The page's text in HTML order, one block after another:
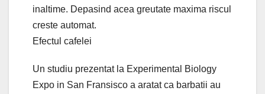
inaltime. Depasind acea greutate maxima riscul
creste automat.
Efectul cafelei
Un studiu prezentat la Experimental Biology
Expo in San Fransisco a aratat ca barbatii au